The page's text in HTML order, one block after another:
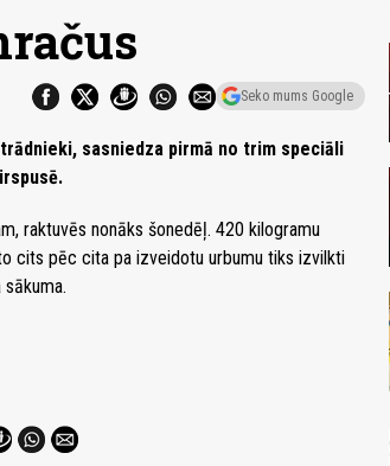
Seko mums Google
sasniedza pirmā no trim speciāli
raktuvēs nonāks šonedēļ. 420 kilogramu
cits pēc cita pa izveidotu urbumu tiks izvilkti